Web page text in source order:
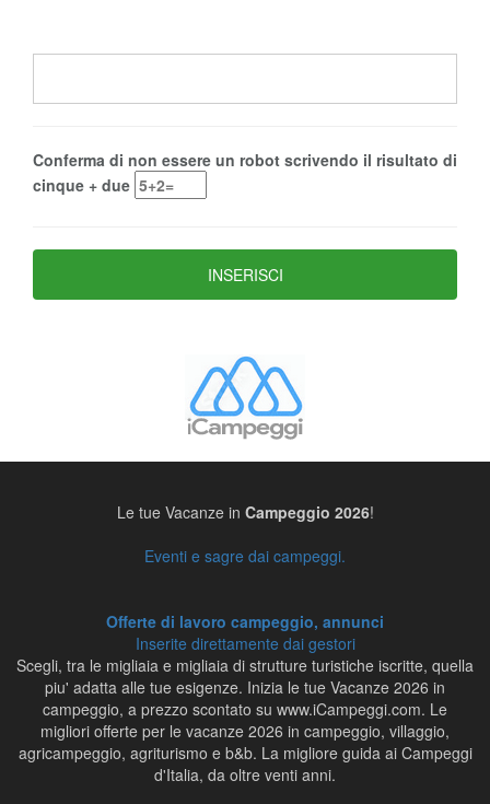
Conferma di non essere un robot scrivendo il risultato di
cinque + due
Le tue Vacanze in Campeggio 2026!
Eventi e sagre dai campeggi.
Offerte di lavoro campeggio, annunci
Inserite direttamente dai gestori
Scegli, tra le migliaia e migliaia di strutture turistiche iscritte, quella
piu' adatta alle tue esigenze. Inizia le tue Vacanze 2026 in
campeggio, a prezzo scontato su www.iCampeggi.com. Le
migliori offerte per le vacanze 2026 in campeggio, villaggio,
agricampeggio, agriturismo e b&b. La migliore guida ai Campeggi
d'Italia, da oltre venti anni.